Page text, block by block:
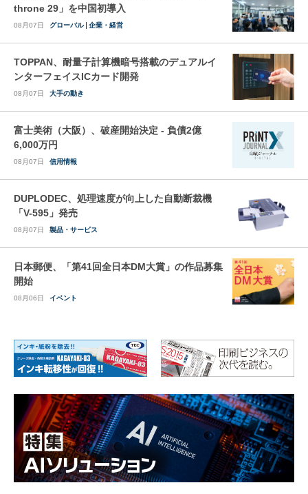
throne 29」を中国初導入
08月07日 グローバル 企業・経営
TOPPAN、耐量子計算機暗号搭載のデュアルイ
ンターフェイスICカード開発
08月07日 大手の動き
富士美術（大阪）、破産開始決定 - 負債2億
6,000万円
08月07日 信用情報
DUPLODEC、処理速度が向上した自動断裁機
「V-595」発売
08月07日 製品・サービス
日本郵便、「第41回全日本DM大賞」の作品募集
開始
08月06日 イベント